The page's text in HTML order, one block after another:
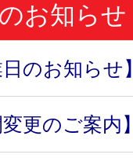
お知らせ
日のお知らせ】
更のご案内】